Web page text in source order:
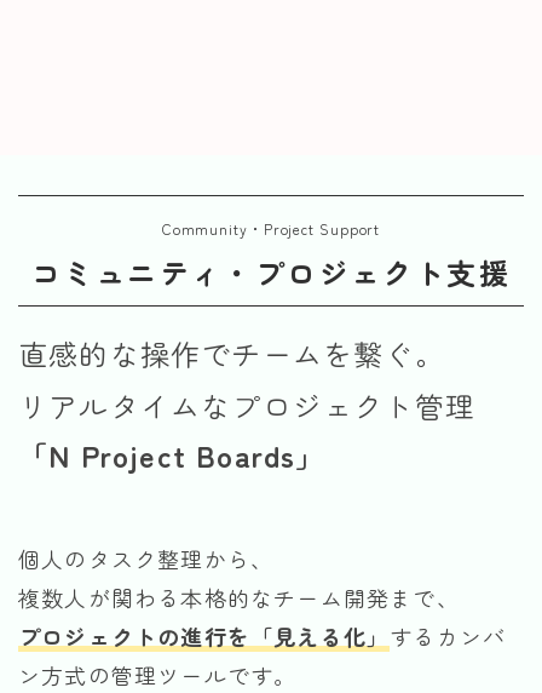
Community・Project Support
コミュニティ・プロジェクト支援
直感的な操作でチームを繋ぐ。
リアルタイムなプロジェクト管理
「N Project Boards」
個人のタスク整理から、
複数人が関わる本格的なチーム開発まで、
プロジェクトの進行を「見える化」 するカンバ
ン方式の管理ツールです。